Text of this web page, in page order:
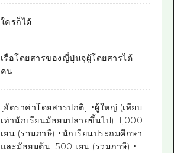
ใครก็ได้
เรือโดยสารของญี่ปุ่นจุผู้โดยสารได้ 11
คน
[อัตราค่าโดยสารปกติ] ・ผู้ใหญ่ (เทียบ
เท่านักเรียนมัธยมปลายขึ้นไป): 1,000
เยน (รวมภาษี) ・นักเรียนประถมศึกษา
และมัธยมต้น: 500 เยน (รวมภาษี) ・